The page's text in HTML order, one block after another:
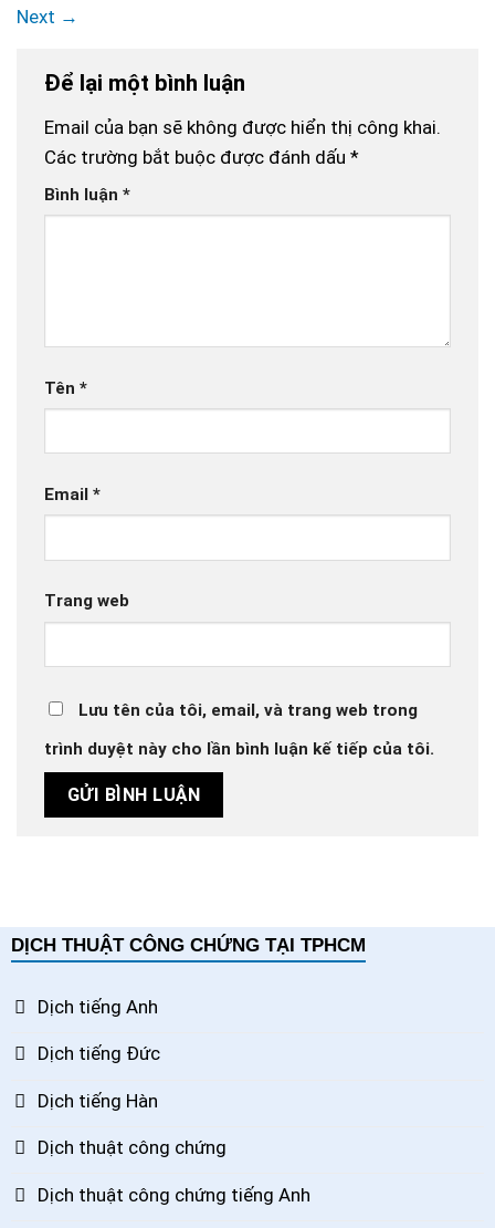
Next →
Để lại một bình luận
Email của bạn sẽ không được hiển thị công khai.
Các trường bắt buộc được đánh dấu *
Bình luận *
Tên *
Email *
Trang web
Lưu tên của tôi, email, và trang web trong
trình duyệt này cho lần bình luận kế tiếp của tôi.
DỊCH THUẬT CÔNG CHỨNG TẠI TPHCM
Dịch tiếng Anh
Dịch tiếng Đức
Dịch tiếng Hàn
Dịch thuật công chứng
Dịch thuật công chứng tiếng Anh